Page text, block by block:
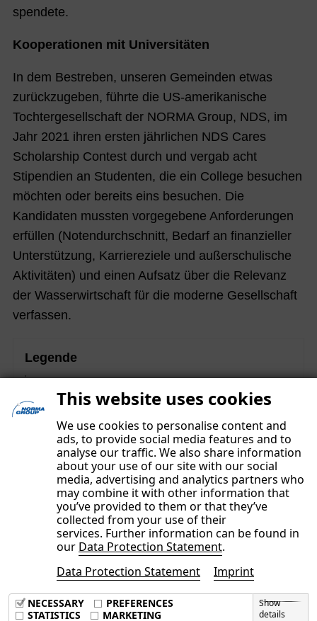
This website uses cookies
We use cookies to personalise content and
ads, to provide social media features and to
analyse our traffic. We also share information
about your use of our site with our social
media, advertising and analytics partners who
may combine it with other information that
you’ve provided to them or that they’ve
collected from your use of their
services. Further information can be found in
our Data Protection Statement.
Data Protection Statement
Imprint
NECESSARY
PREFERENCES
STATISTICS
MARKETING
Show
details
spendete.
Kooperationen mit Universitäten
In dem Bestreben, unseren Gemeinden etwas
zurückzugeben, führte die US-amerikanische
Tochtergesellschaft der NORMA Group, NDS, im
Jahr 2021 ihren ersten jährlichen NDS Cares
Scholarship Contest durch und vergab acht
Stipendien an Studenten, die ein College besuchen
möchten oder bereits eins besuchen. Die
Kandidaten mussten vorgegebene Anforderungen
erfüllen (Notendurchschnitt, Bedarf an finanzieller
Unterstützung, Karriereziele und außerschulische
Aktivitäten) und einen Aufsatz über die Relevanz
der Wasserwirtschaft für die moderne Gesellschaft
verfassen.
Legende
Konzernberichts und unterlagen einer gesonderten
Prüfung mit begrenzter Sicherheit („limited assurance“).
Imprint
Data Privacy Policy
Terms & Conditions